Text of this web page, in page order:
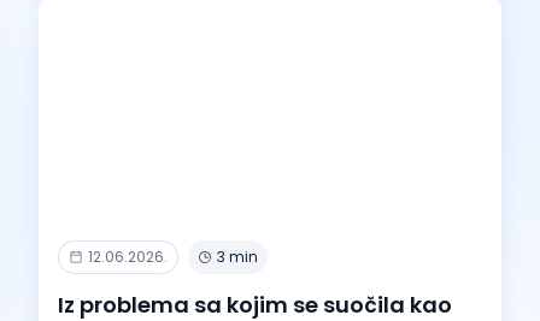
12.06.2026. 3 min
Iz problema sa kojim se suočila kao